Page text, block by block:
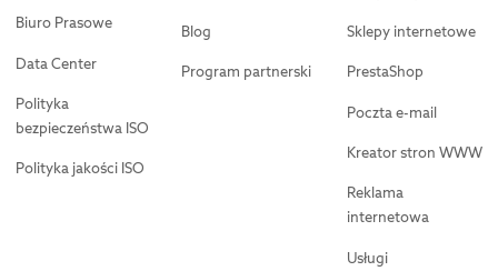
Biuro Prasowe
Data Center
Polityka
bezpieczeństwa ISO
Polityka jakości ISO
Blog
Program partnerski
Sklepy internetowe
PrestaShop
Poczta e-mail
Kreator stron WWW
Reklama
internetowa
Usługi